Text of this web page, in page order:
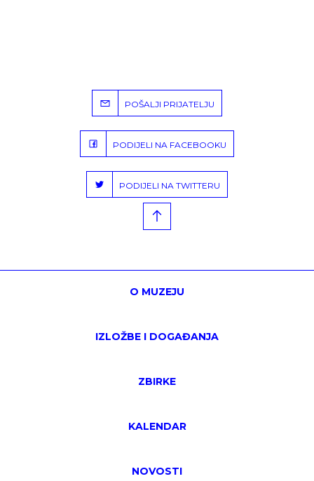
POŠALJI PRIJATELJU
PODIJELI NA FACEBOOKU
PODIJELI NA TWITTERU
O MUZEJU
IZLOŽBE I DOGAĐANJA
ZBIRKE
KALENDAR
NOVOSTI